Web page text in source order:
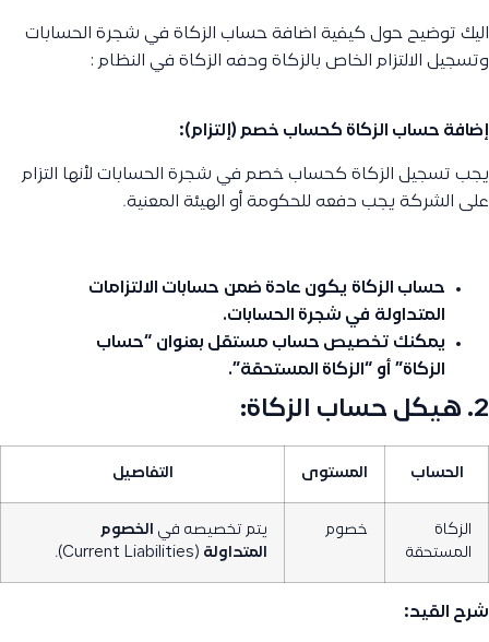
اليك توضيح حول كيفية اضافة حساب الزكاة في شجرة الحسابات
وتسجيل الالتزام الخاص بالزكاة ودفه الزكاة في النظام :
إضافة حساب الزكاة كحساب خصم (إلتزام):
يجب تسجيل الزكاة كحساب خصم في شجرة الحسابات لأنها التزام
على الشركة يجب دفعه للحكومة أو الهيئة المعنية.
حساب الزكاة يكون عادة ضمن حسابات الالتزامات
المتداولة في شجرة الحسابات.
يمكنك تخصيص حساب مستقل بعنوان “حساب
الزكاة” أو “الزكاة المستحقة”.
2. هيكل حساب الزكاة:
الحساب المستوى التفاصيل
الزكاة
المستحقة
خصوم يتم تخصيصه في
الخصوم
المتداولة (Current Liabilities).
شرح القيد: